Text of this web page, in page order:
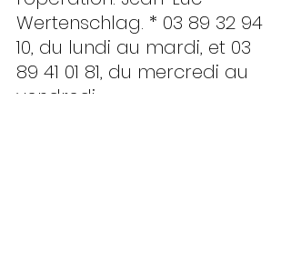
Wertenschlag. * 03 89 32 94
10, du lundi au mardi, et 03
89 41 01 81, du mercredi au
vendredi.